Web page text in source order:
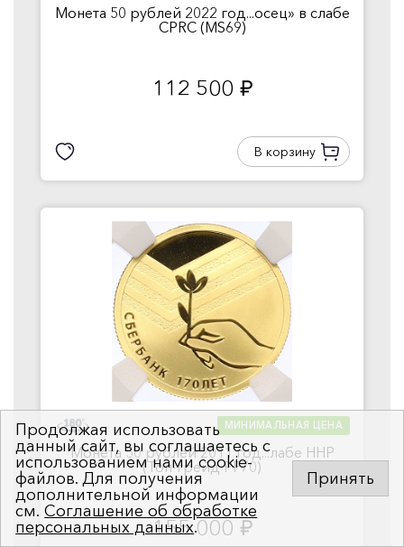
Монета 50 рублей 2022 год...осец» в слабе
CPRC (MS69)
112 500 руб.
В корзину
МИНИМАЛЬНАЯ ЦЕНА
Монета 50 рублей 2011 год...лабе ННР
(Топ-грейд PF70)
155 000 руб.
Продолжая использовать
данный сайт, вы соглашаетесь с
использованием нами cookie-
файлов. Для получения
дополнительной информации
см.Соглашение об обработке
персональных данных.
Принять